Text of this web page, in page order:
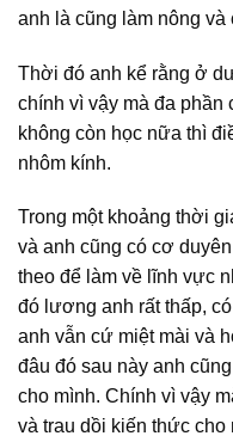
anh là cũng làm nông và
Thời đó anh kể rằng ở
chính vì vậy mà đa phần
không còn học nữa thì
nhôm kính.
Trong một khoảng thời
và anh cũng có cơ
theo để làm về lĩnh vực
đó lương anh rất thấp,
anh vẫn cứ miệt mài và
đâu đó sau này anh
cho mình. Chính vì vậy
và trau dồi kiến thức cho